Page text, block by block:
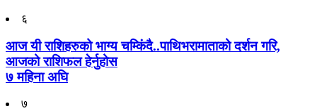
६
आज यी राशिहरुको भाग्य चम्किंदै..पाथिभरामाताको दर्शन गरि,
आजको राशिफल हेर्नुहोस
७ महिना अघि
७